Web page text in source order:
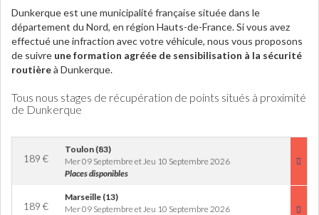
Dunkerque est une municipalité française située dans le
département du Nord, en région Hauts-de-France. Si vous avez
effectué une infraction avec votre véhicule, nous vous proposons
de suivre une formation agréée de sensibilisation à la sécurité
routièreà Dunkerque.
Tous nous stages de récupération de points situés à proximité
de Dunkerque
189 €
Toulon (83)
Mer 09 Septembre et Jeu 10 Septembre 2026
Places disponibles
189 €
Marseille (13)
Mer 09 Septembre et Jeu 10 Septembre 2026